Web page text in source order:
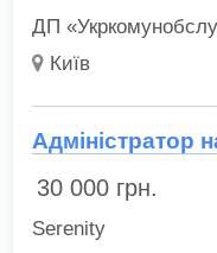
ДП
Київ
Адміністратор
30 000 грн.
Serenity